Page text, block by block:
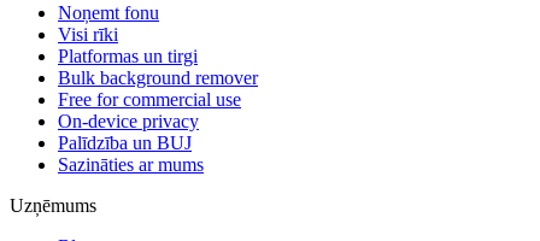
Noņemt fonu
Visi rīki
Platformas un tirgi
Bulk background remover
Free for commercial use
On-device privacy
Palīdzība un BUJ
Sazināties ar mums
Uzņēmums